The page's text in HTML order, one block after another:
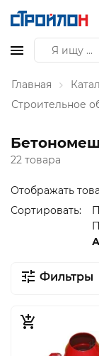
Главная
Строительное
22 товара
Отображать
Сортировать:
Фильтры